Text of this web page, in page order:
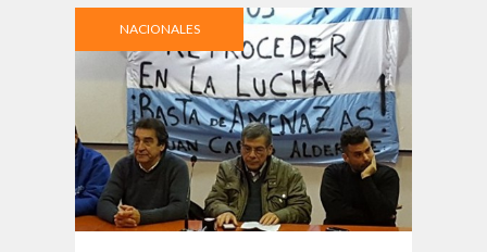
NACIONALES